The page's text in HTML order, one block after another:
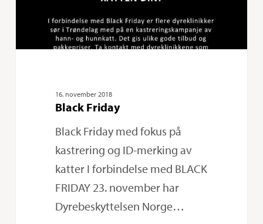
16. november 2018
Black Friday
Black Friday med fokus på
kastrering og ID-merking av
katter I forbindelse med BLACK
FRIDAY 23. november har
Dyrebeskyttelsen Norge…